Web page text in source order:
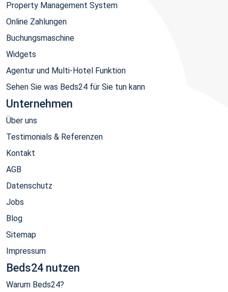
Property Management System
Online Zahlungen
Buchungsmaschine
Widgets
Agentur und Multi-Hotel Funktion
Sehen Sie was Beds24 für Sie tun kann
Unternehmen
Über uns
Testimonials & Referenzen
Kontakt
AGB
Datenschutz
Jobs
Blog
Sitemap
Impressum
Beds24 nutzen
Warum Beds24?